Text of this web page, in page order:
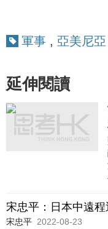
軍事 , 亞美尼亞
延伸閱讀
宋忠平：日本中遠
宋忠平 2022-08-23